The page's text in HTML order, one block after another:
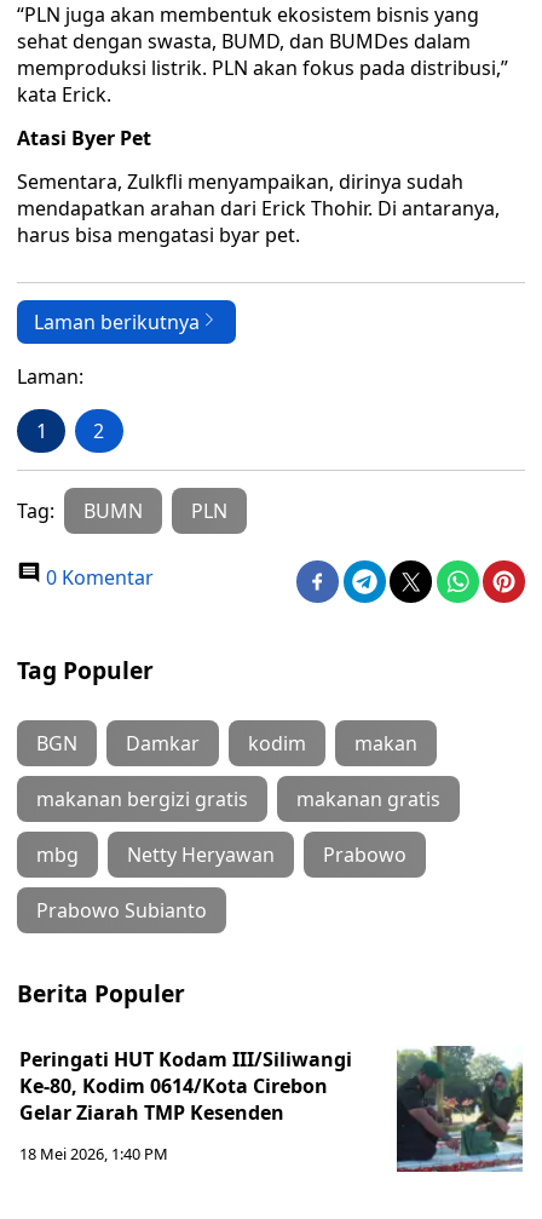
“PLN juga akan membentuk ekosistem bisnis yang
sehat dengan swasta, BUMD, dan BUMDes dalam
memproduksi listrik. PLN akan fokus pada distribusi,”
kata Erick.
Atasi Byer Pet
Sementara, Zulkfli menyampaikan, dirinya sudah
mendapatkan arahan dari Erick Thohir. Di antaranya,
harus bisa mengatasi byar pet.
Laman berikutnya
Laman:
1 2
Tag: BUMN PLN
0 Komentar
Tag Populer
BGN Damkar kodim makan
makanan bergizi gratis makanan gratis
mbg Netty Heryawan Prabowo
Prabowo Subianto
Berita Populer
Peringati HUT Kodam III/Siliwangi
Ke-80, Kodim 0614/Kota Cirebon
Gelar Ziarah TMP Kesenden
18 Mei 2026, 1:40 PM